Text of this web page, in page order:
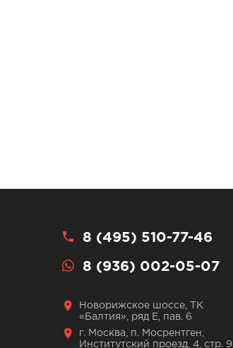
8 (495) 510-77-46
8 (936) 002-05-07
Новорижское шоссе, ТК
«Балтия», ряд Е, пав. 6
г. Москва, п. Мосрентген,
Институтский проезд, 4, стр. 9